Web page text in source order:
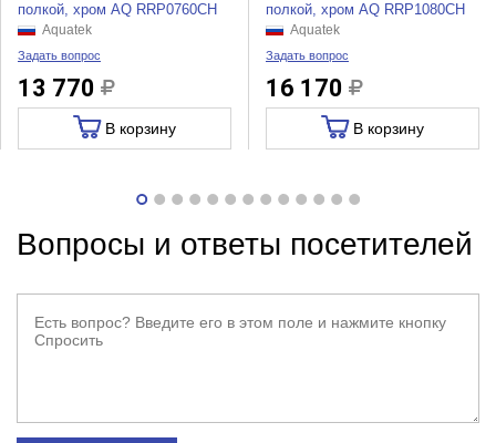
полкой, хром AQ RRP0760CH
Aquatek
Задать вопрос
13 770
В корзину
полкой, хром AQ RRP1080CH
Aquatek
Задать вопрос
16 170
В корзину
Вопросы и ответы посетителей